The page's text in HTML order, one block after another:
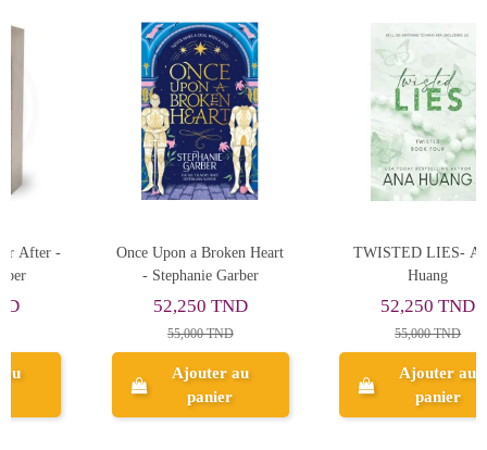
TWISTED LIES- Anna
Huang
52,250 TND
55,000 TND
Ajouter au
panier
ربيع الاندلس - د. محمود
32,400 TND
36,000 TND
Ajouter au
panier